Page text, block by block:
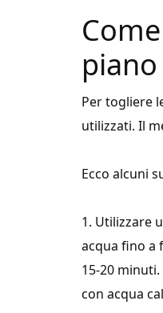
Per togliere
utilizzati. Il
Ecco alcuni
1. Utilizzare
acqua fino a
15-20
con acqua